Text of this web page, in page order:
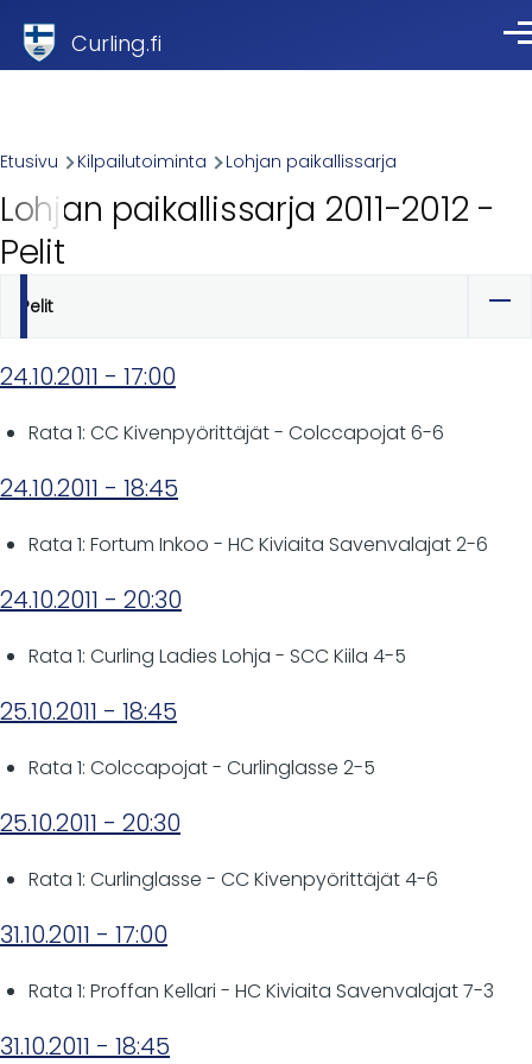
Curling.fi
Breadcrumb
Etusivu Kilpailutoiminta Lohjan paikallissarja
Lohjan paikallissarja 2011-2012 -
Pelit
Ensisijaiset
välilehdet
Pelit
24.10.2011 - 17:00
Rata 1: CC Kivenpyörittäjät - Colccapojat 6-6
24.10.2011 - 18:45
Rata 1: Fortum Inkoo - HC Kiviaita Savenvalajat 2-6
24.10.2011 - 20:30
Rata 1: Curling Ladies Lohja - SCC Kiila 4-5
25.10.2011 - 18:45
Rata 1: Colccapojat - Curlinglasse 2-5
25.10.2011 - 20:30
Rata 1: Curlinglasse - CC Kivenpyörittäjät 4-6
31.10.2011 - 17:00
Rata 1: Proffan Kellari - HC Kiviaita Savenvalajat 7-3
31.10.2011 - 18:45